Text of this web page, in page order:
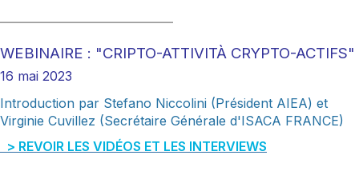
WEBINAIRE : "CRIPTO-ATTIVITÀ CRYPTO-ACTIFS"
16 mai 2023
Introduction par Stefano Niccolini (Président AIEA) et
Virginie Cuvillez (Secrétaire Générale d'ISACA FRANCE)
> REVOIR LES VIDÉOS ET LES INTERVIEWS